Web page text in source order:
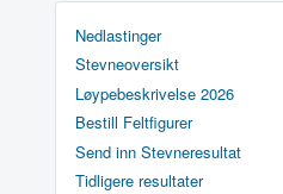
Nedlastinger
Stevneoversikt
Løypebeskrivelse 2026
Bestill Feltfigurer
Send inn Stevneresultat
Tidligere resultater